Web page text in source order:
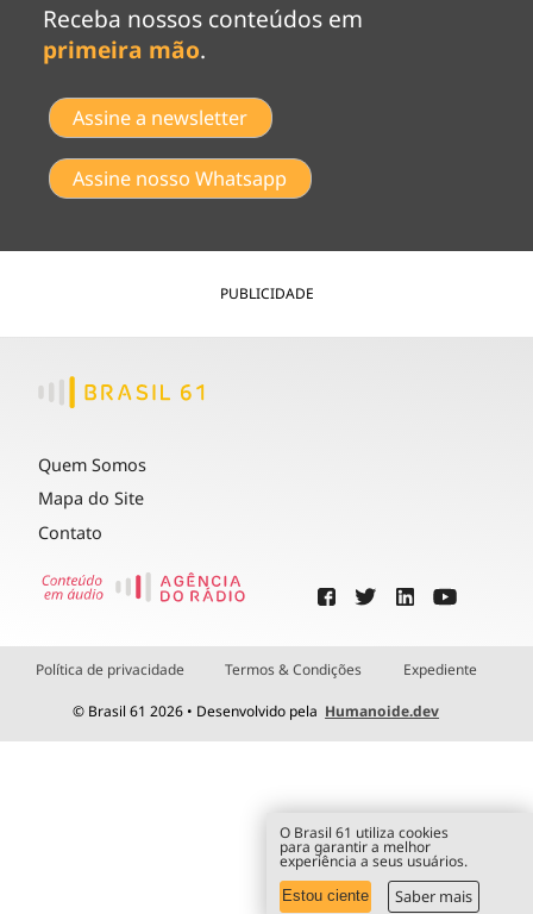
Receba nossos conteúdos em
primeira mão.
Assine a newsletter
Assine nosso Whatsapp
PUBLICIDADE
Quem Somos
Mapa do Site
Contato
Política de privacidade Termos & Condições Expediente
© Brasil 61 2026 • Desenvolvido pela Humanoide.dev
O Brasil 61 utiliza cookies
para garantir a melhor
experiência a seus usuários.
Estou ciente Saber mais